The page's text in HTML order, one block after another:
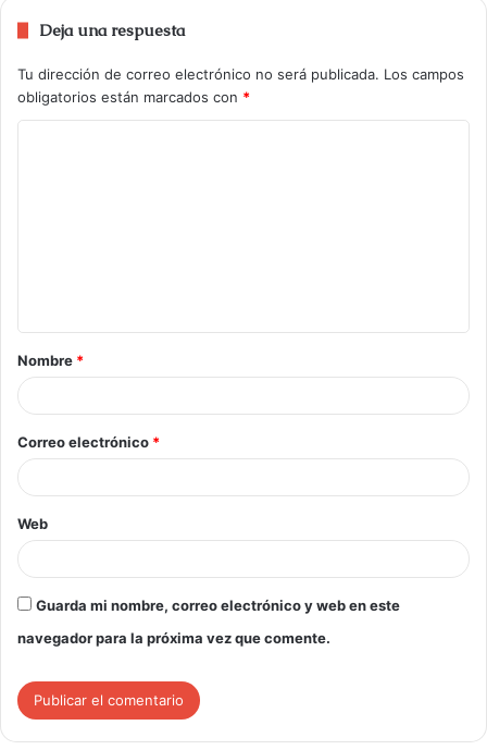
Deja una respuesta
Tu dirección de correo electrónico no será publicada. Los campos
obligatorios están marcados con *
Nombre *
Correo electrónico *
Web
Guarda mi nombre, correo electrónico y web en este
navegador para la próxima vez que comente.